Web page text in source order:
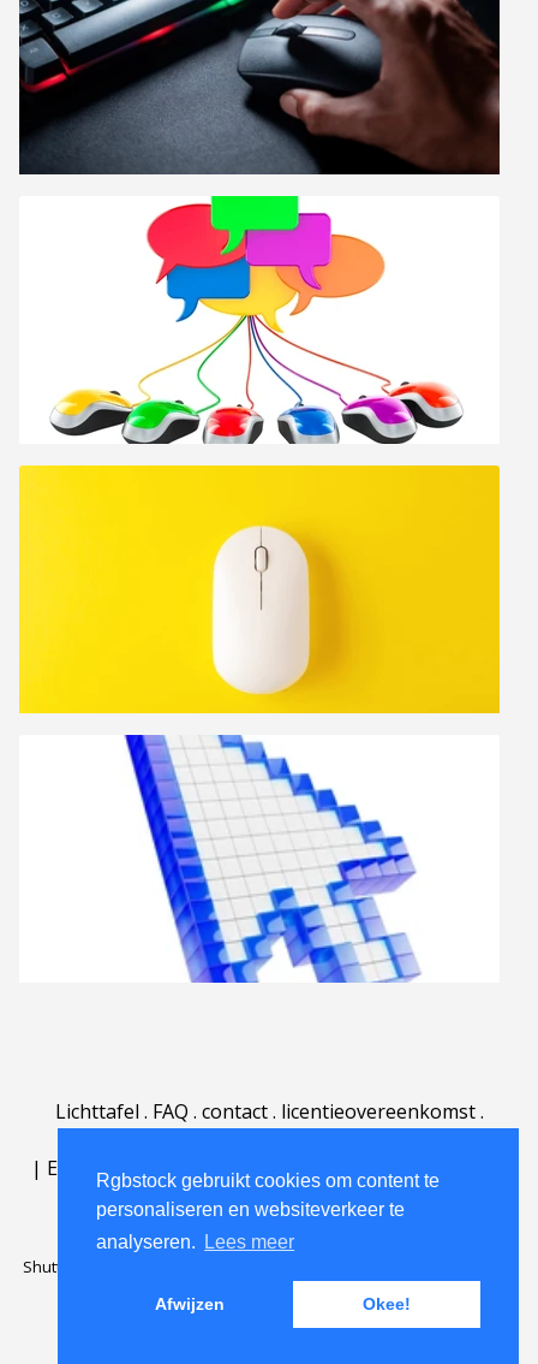
Rgbstock gebruikt cookies om content te
personaliseren en websiteverkeer te
analyseren.
Lees meer
Afwijzen Okee!
Lichttafel . FAQ . contact. licentieovereenkomst.
| English | Deutsch Español | Português
Nederlands|
Shutterstock official partner of Rgbstock
Rgbstock